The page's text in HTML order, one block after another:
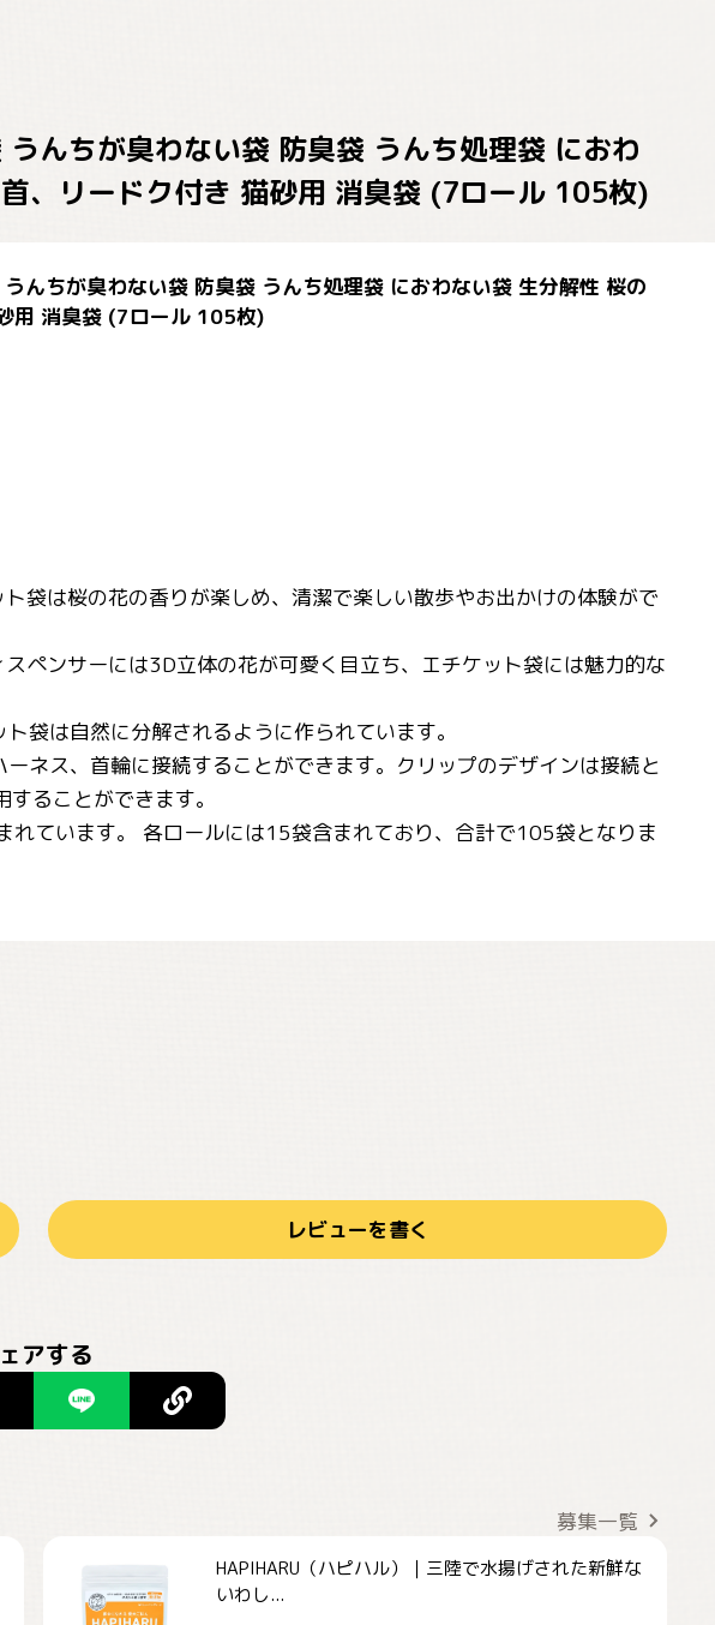
んちが臭わない袋 防臭袋 うんち処理袋 におわ
、リードク付き 猫砂用 消臭袋 (7ロール 105枚)
んちが臭わない袋 防臭袋 うんち処理袋 におわない袋 生分解性 桜の
用 消臭袋 (7ロール 105枚)
袋は桜の花の香りが楽しめ、清潔で楽しい散歩やお出かけの体験がで
ペンサーには3D立体の花が可愛く目立ち、エチケット袋には魅力的な
袋は自然に分解されるように作られています。
ネス、首輪に接続することができます。クリップのデザインは接続と
ることができます。
ています。 各ロールには15袋含まれており、合計で105袋となりま
レビューを書く
アする
募集一覧
HAPIHARU（ハピハル）｜三陸で水揚げされた新鮮な
いわし...